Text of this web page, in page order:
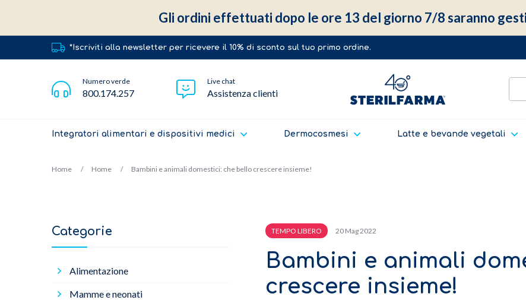
*Iscriviti alla newsletter per ricevere il 10% di sconto sul tuo primo ordine.
Numero verde
800.174.257
Live chat
Assistenza clienti
Integratori alimentari e dispositivi medici Dermocosmesi Latte e bevande vegetali
Home Home Bambini e animali domestici: che bello crescere insieme!
Categorie
Alimentazione
Mamme e neonati
TEMPO LIBERO 20 Mag 2022
Bambini e animali
crescere insieme!
Gli ordini effettuati dopo le ore 13 del giorno 7/8 saranno